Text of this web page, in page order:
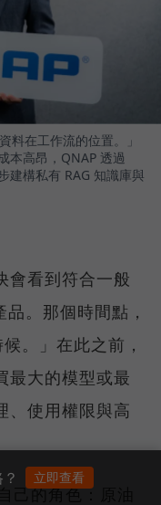
料在工作流的位置。」
本高昂，QNAP 透過
建構私有 RAG 知識庫與
會看到符合一般
。那個時間點，
。」在此之前，
最大的模型或最
、使用權限與高
己的角色：原油
立即查看